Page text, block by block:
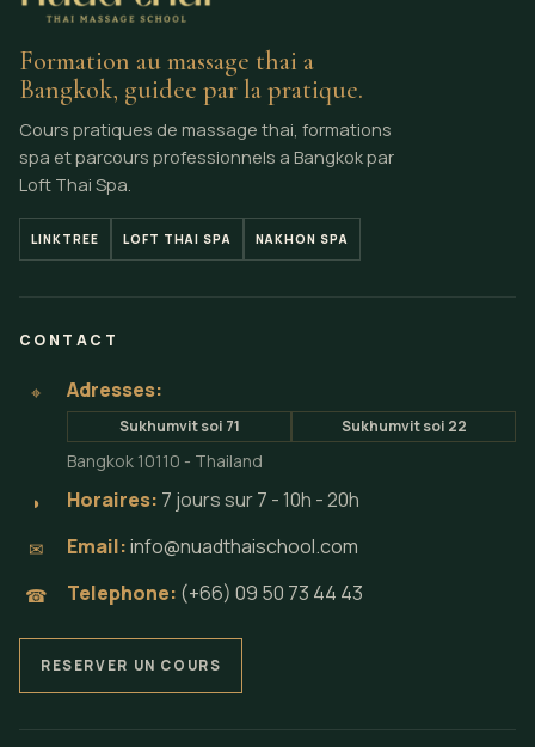
Formation au massage thai a
Bangkok, guidee par la pratique.
Cours pratiques de massage thai, formations
spa et parcours professionnels a Bangkok par
Loft Thai Spa.
LINKTREE LOFT THAI SPA NAKHON SPA
CONTACT
⌖ Adresses:
Sukhumvit soi 71 Sukhumvit soi 22
Bangkok 10110 - Thailand
◗ Horaires: 7 jours sur 7 - 10h - 20h
✉ Email:info@nuadthaischool.com
☎ Telephone: (+66) 09 50 73 44 43
RESERVER UN COURS